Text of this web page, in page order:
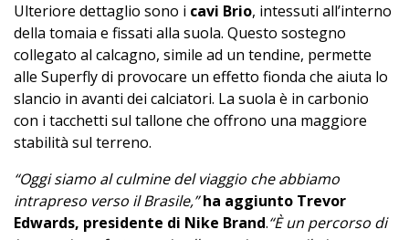
Ulteriore dettaglio sono i cavi Brio, intessuti all’interno
della tomaia e fissati alla suola. Questo sostegno
collegato al calcagno, simile ad un tendine, permette
alle Superfly di provocare un effetto fionda che aiuta lo
slancio in avanti dei calciatori. La suola è in carbonio
con i tacchetti sul tallone che offrono una maggiore
stabilità sul terreno.
“Oggi siamo al culmine del viaggio che abbiamo
intrapreso verso il Brasile,” ha aggiunto Trevor
Edwards, presidente di Nike Brand.“È un percorso di